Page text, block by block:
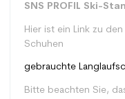
SNS PROFIL Ski-
Hier ist ein Link zu
Schuhen
gebrauchte
Bitte beachten Sie,